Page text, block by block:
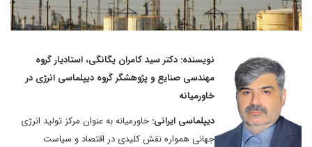
نویسنده: دکتر سید کامران یگانگی، استادیار گروه
مهندسی صنایع و پژوهشگر گروه دیپلماسی انرژی در
خاورمیانه
دیپلماسی ایرانی: خاورمیانه به عنوان مرکز تولید انرژی
جهانی همواره نقش کلیدی در اقتصاد و سیاست